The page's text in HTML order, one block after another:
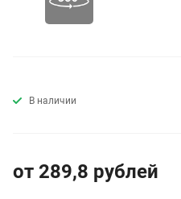
В наличии
от 289,8 рублей